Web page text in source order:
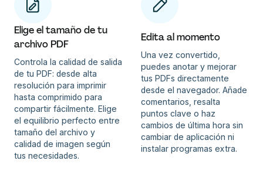
Elige el tamaño de tu
archivo PDF
Controla la calidad de salida
de tu PDF: desde alta
resolución para imprimir
hasta comprimido para
compartir fácilmente. Elige
el equilibrio perfecto entre
tamaño del archivo y
calidad de imagen según
tus necesidades.
Edita al momento
Una vez convertido,
puedes anotar y mejorar
tus PDFs directamente
desde el navegador. Añade
comentarios, resalta
puntos clave o haz
cambios de última hora sin
cambiar de aplicación ni
instalar programas extra.